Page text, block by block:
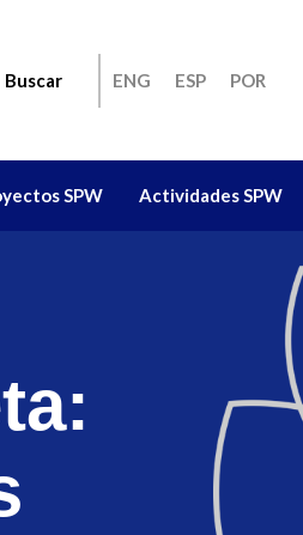
Buscar ENG ESP POR
SPW Actividades SPW